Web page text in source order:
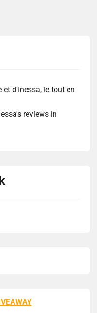
et d'Inessa, le tout en
reviews in